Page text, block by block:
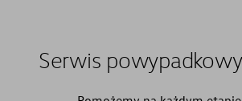
Serwis powypadkowy